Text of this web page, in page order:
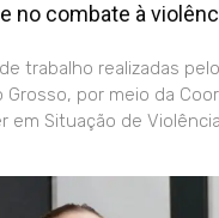
no combate à
trabalho realizadas
Grosso, por meio da
em Situação de